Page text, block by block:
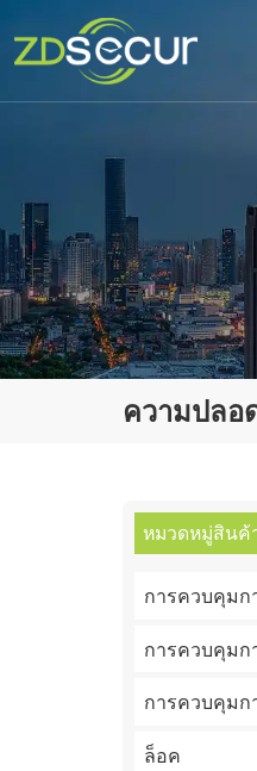
ความปลอ
หมวดหมู่สินค้
การควบคุมก
การควบคุมก
การควบคุมก
ล็อค